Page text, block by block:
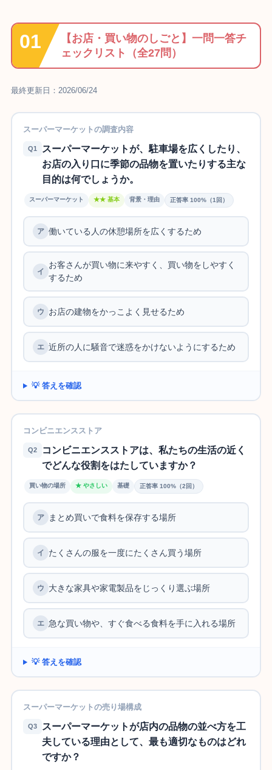
【お店・買い物のしごと】一問一答チ
ェックリスト（全27問）
最終更新日：2026/06/24
スーパーマーケットの調査内容
Q1
スーパーマーケットが、駐車場を広くしたり、
お店の入り口に季節の品物を置いたりする主な
目的は何でしょうか。
スーパーマーケット ★★ 基本 背景・理由 正答率 100%（1回）
働いている人の休憩場所を広くするため
お客さんが買い物に来やすく、買い物をしやすく
するため
お店の建物をかっこよく見せるため
近所の人に騒音で迷惑をかけないようにするため
💡 答えを確認
コンビニエンスストア
Q2
コンビニエンスストアは、私たちの生活の近く
でどんな役割をはたしていますか？
買い物の場所 ★ やさしい 基礎 正答率 100%（2回）
まとめ買いで食料を保存する場所
たくさんの服を一度にたくさん買う場所
大きな家具や家電製品をじっくり選ぶ場所
急な買い物や、すぐ食べる食料を手に入れる場所
💡 答えを確認
スーパーマーケットの売り場構成
Q3
スーパーマーケットが店内の品物の並べ方を工
夫している理由として、最も適切なものはどれ
ですか？